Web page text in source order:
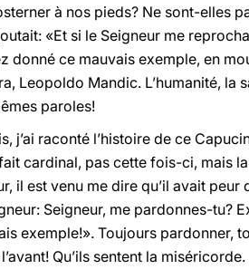
à nos pieds? Ne sont-elles
«Et si le Seigneur me
donné ce mauvais exemple, en
Leopoldo Mandic. L’humanité, la
paroles!
j’ai raconté l’histoire de ce
fait cardinal, pas cette fois-ci, mais
il est venu me dire qu’il avait
Seigneur, me pardonnes-tu?
exemple!». Toujours pardonner,
Qu’ils sentent la miséricorde.